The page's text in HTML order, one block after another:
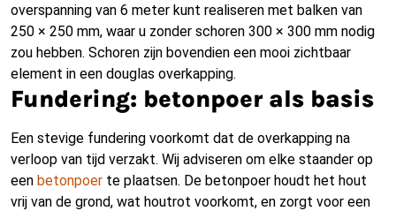
overspanning van 6 meter kunt realiseren met balken van
250 × 250 mm, waar u zonder schoren 300 × 300 mm nodig
zou hebben. Schoren zijn bovendien een mooi zichtbaar
element in een douglas overkapping.
Fundering: betonpoer als basis
Een stevige fundering voorkomt dat de overkapping na
verloop van tijd verzakt. Wij adviseren om elke staander op
een betonpoer te plaatsen. De betonpoer houdt het hout
vrij van de grond, wat houtrot voorkomt, en zorgt voor een